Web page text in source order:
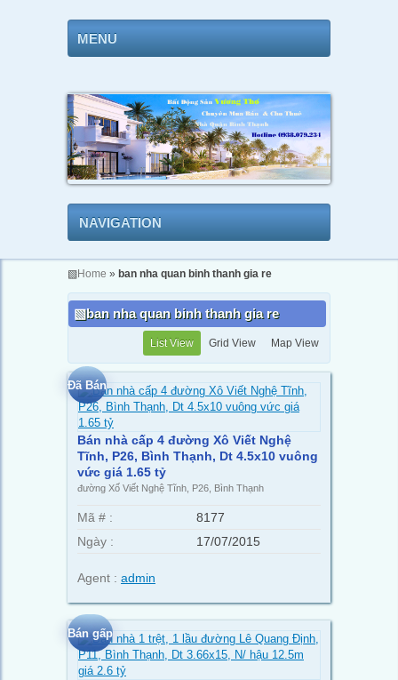
MENU
NAVIGATION
▧Home » ban nha quan binh thanh gia re
ban nha quan binh thanh gia re
List View Grid View Map View
Bán nhà cấp 4 đường Xô Viết Nghệ
Tĩnh, P26, Bình Thạnh, Dt 4.5x10 vuông
vức giá 1.65 tỷ
đường Xố Viết Nghệ Tĩnh, P26, Bình Thạnh
Mã # :
8177
Ngày :
17/07/2015
Agent : admin
Đã Bán
Bán gấp